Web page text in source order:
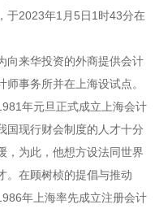
于2023年1月5日1时43分在
向来华投资的外商提供会计
事务所并在上海设试点。
年元旦正式成立上海会计
国现行财会制度的人才十分
，为此，他想方设法同世界
。在顾树桢的提倡与推动
年上海率先成立注册会计